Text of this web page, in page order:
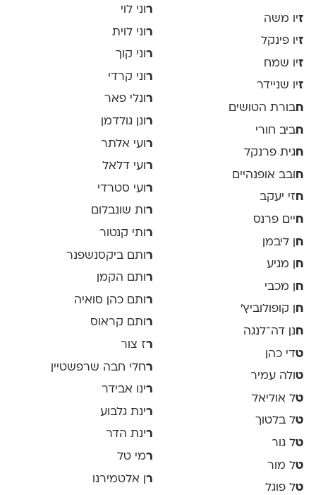
זיו משה
זיו פינקל
זיו שמח
זיו שניידר
חבורת הטושים
חביב חורי
חגית פרנקל
ח ובב אופנהיים
חזי יעקב
ח יים פרנס
ח
ן ליבמן
ח ן מגיע
ח
ן מכבי
ח ן קופולוביץ'
ח נן דה־לנגה
טדי כהן
טולה עמיר
טל אוליאל
טל בלטוך
טל גור
טל מור
טל פוגל
ר וני לוי
ר וני לוית
רוני קוך
ר וני קרדי
רונלי פאר
ר ונן גולדמן
ר ועי אלתר
רועי דלאל
ר ועי סטרדי
רות שונבלום
ר ותי קנטור
ר ותם ביקסנשפנר
רותם הקמן
ר ותם כהן סואיה
רותם קראוס
רז צור
רחלי חבה שרפשטיין
רינו אבידר
רינת גלבוע
רינת הדר
רמי טל
רן אלטמירנו